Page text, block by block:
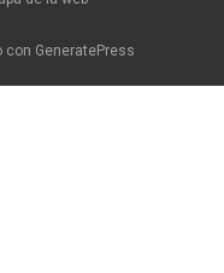
con GeneratePress